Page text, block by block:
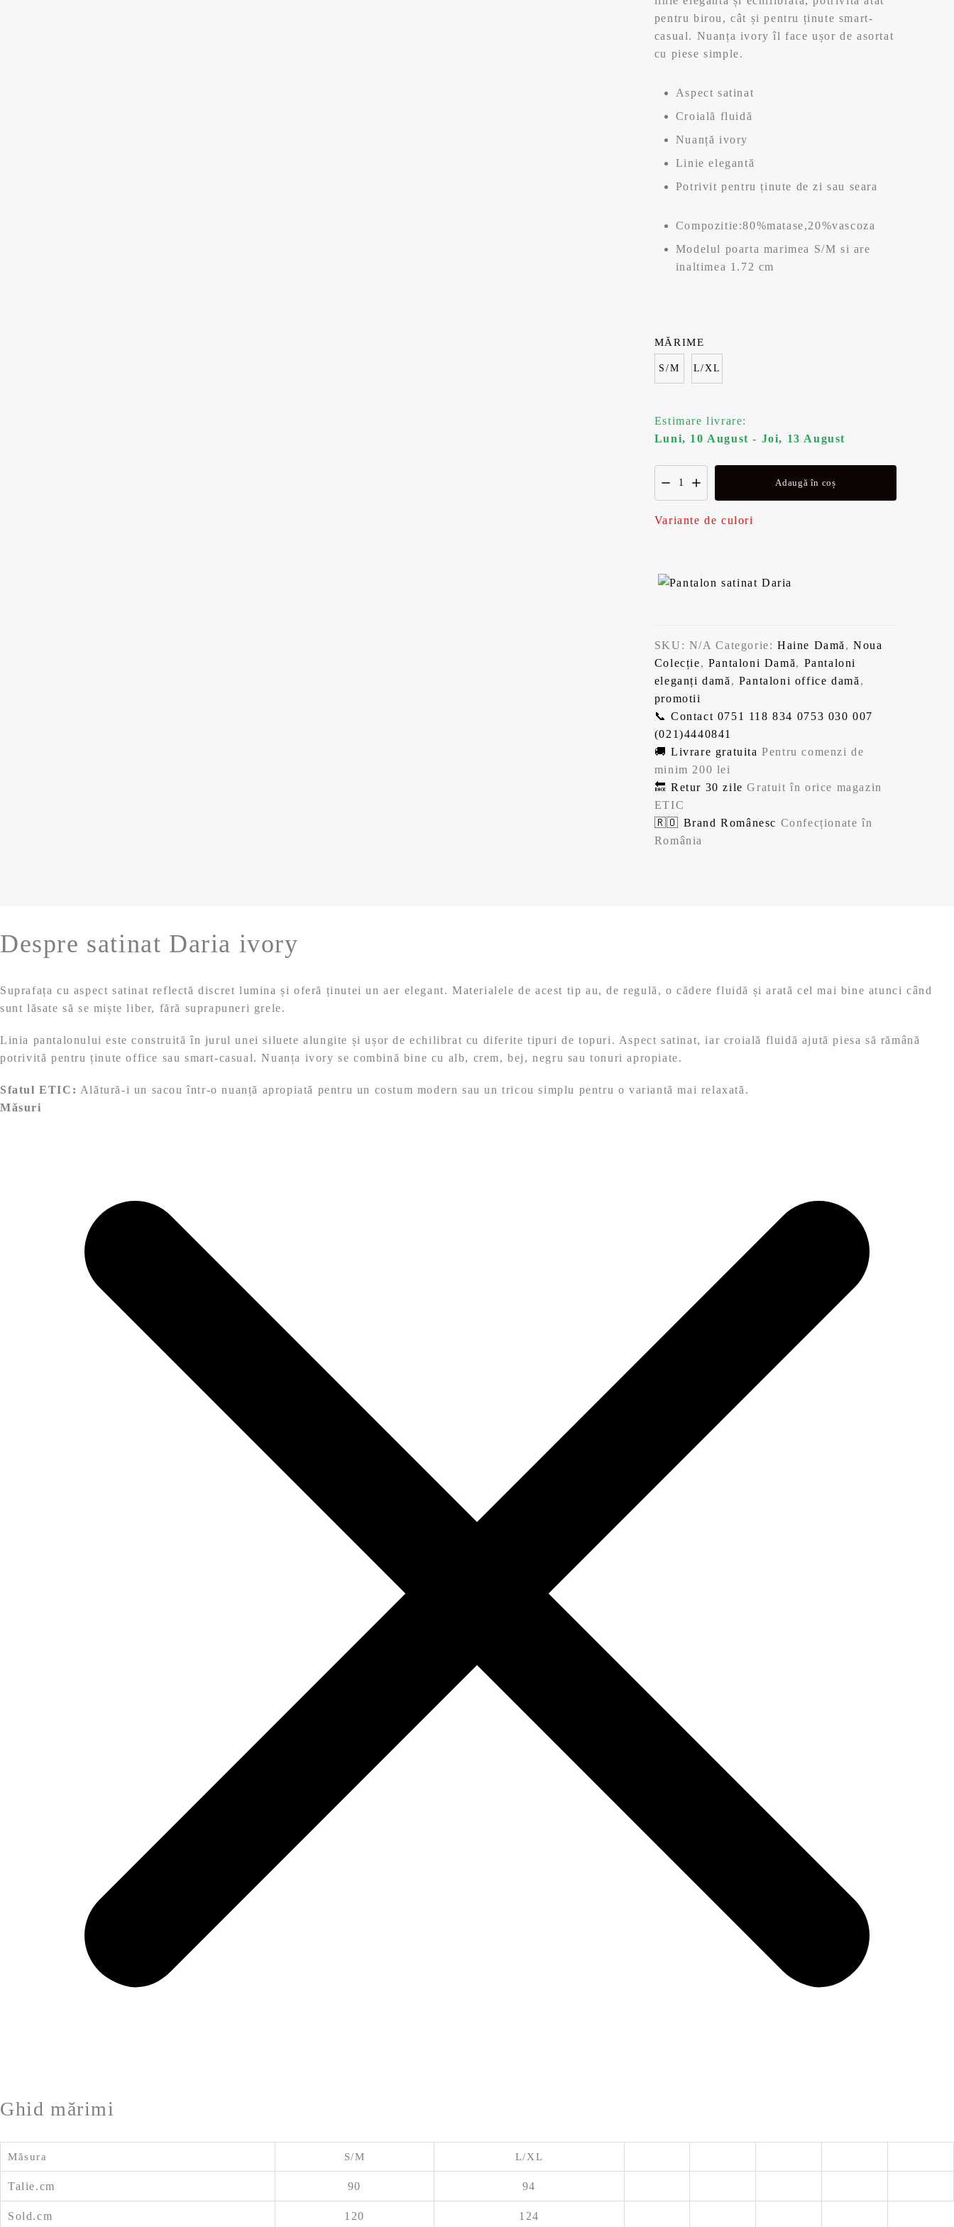
ț
n
a
f
o
s
t
:
2
9
9
l
e
i
.
ț
u
e
n
s
t
e
:
1
6
,
l
e
i
.
pentru birou, cât și pentru ținute smart-
casual. Nuanța ivory îl face ușor de asortat
cu piese simple.
Aspect satinat
Croială fluidă
Nuanță ivory
Linie elegantă
Potrivit pentru ținute de zi sau seara
Compozitie:80%matase,20%vascoza
Modelul poarta marimea S/M si are
inaltimea 1.72 cm
S/M L/XL
MĂRIME
Estimare livrare:
Luni, 10 August - Joi, 13 August
Adaugă în coș
Variante de culori
SKU: N/A Categorie: Haine Damă ,Noua
Colecție, Pantaloni Damă, Pantaloni
eleganți damă , Pantaloni office damă ,
promotii
📞 Contact 0751 118 834 0753 030 007
(021)4440841
🚚 Livrare gratuitaPentru comenzi de
minim 200 lei
🔙 Retur 30 zile Gratuit în orice magazin
ETIC
🇷🇴 Brand Românesc Confecționate în
România
Despre satinat Daria ivory
Suprafața cu aspect satinat reflectă discret lumina și oferă ținutei un aer elegant. Materialele de acest tip au, de regulă, o cădere fluidă și arată cel mai bine atunci când
sunt lăsate să se miște liber, fără suprapuneri grele.
Linia pantalonului este construită în jurul unei siluete alungite și ușor de echilibrat cu diferite tipuri de topuri. Aspect satinat, iar croială fluidă ajută piesa să rămână
potrivită pentru ținute office sau smart-casual. Nuanța ivory se combină bine cu alb, crem, bej, negru sau tonuri apropiate.
Sfatul ETIC: Alătură-i un sacou într-o nuanță apropiată pentru un costum modern sau un tricou simplu pentru o variantă mai relaxată.
Măsuri
Ghid mărimi
Măsura S/M L/XL
Talie.cm 90 94
Sold.cm 120 124